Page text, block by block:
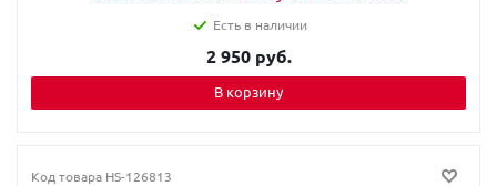
Есть в наличии
2 950 руб.
В корзину
Код товара HS-126813